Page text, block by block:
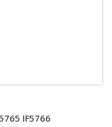
IF5766